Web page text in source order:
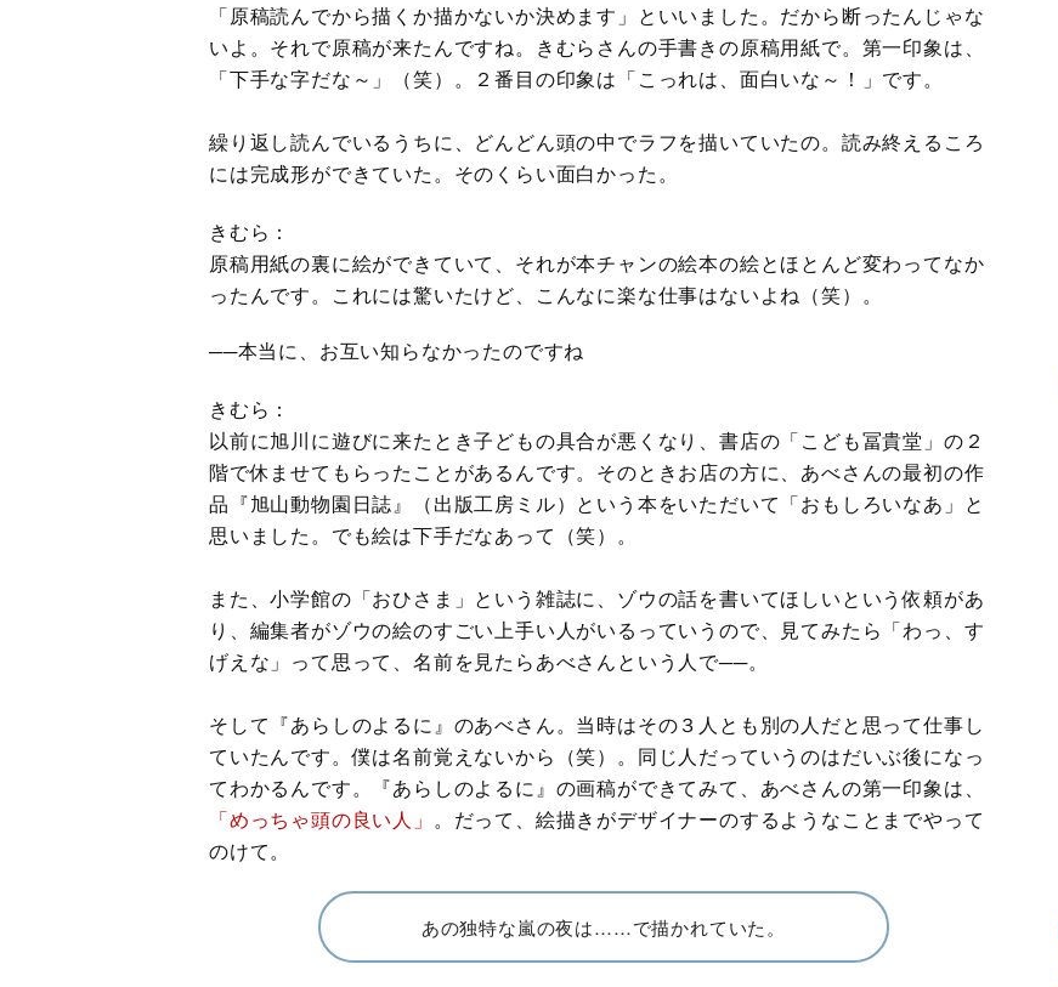
「原稿読んでから描くか描かないか決めます」といいました。だから断ったんじゃな
いよ。それで原稿が来たんですね。きむらさんの手書きの原稿用紙で。第一印象は、
「下手な字だな～」（笑）。２番目の印象は「こっれは、面白いな～！」です。
繰り返し読んでいるうちに、どんどん頭の中でラフを描いていたの。読み終えるころ
には完成形ができていた。そのくらい面白かった。
きむら：
原稿用紙の裏に絵ができていて、それが本チャンの絵本の絵とほとんど変わってなか
ったんです。これには驚いたけど、こんなに楽な仕事はないよね（笑）。
──本当に、お互い知らなかったのですね
きむら：
以前に旭川に遊びに来たとき子どもの具合が悪くなり、書店の「こども冨貴堂」の２
階で休ませてもらったことがあるんです。そのときお店の方に、あべさんの最初の作
品『旭山動物園日誌』（出版工房ミル）という本をいただいて「おもしろいなあ」と
思いました。でも絵は下手だなあって（笑）。
また、小学館の「おひさま」という雑誌に、ゾウの話を書いてほしいという依頼があ
り、編集者がゾウの絵のすごい上手い人がいるっていうので、見てみたら「わっ、す
げえな」って思って、名前を見たらあべさんという人で──。
そして『あらしのよるに』のあべさん。当時はその３人とも別の人だと思って仕事し
ていたんです。僕は名前覚えないから（笑）。同じ人だっていうのはだいぶ後になっ
てわかるんです。『あらしのよるに』の画稿ができてみて、あべさんの第一印象は、
「めっちゃ頭の良い人」 。だって、絵描きがデザイナーのするようなことまでやって
のけて。
あの独特な嵐の夜は……で描かれていた。